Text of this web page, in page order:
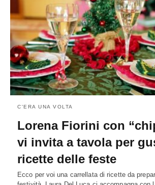
C'ERA UNA VOLTA
Lorena Fiorini con
vi invita a tavola per
ricette delle feste
Ecco per voi una carrellata di ricette da